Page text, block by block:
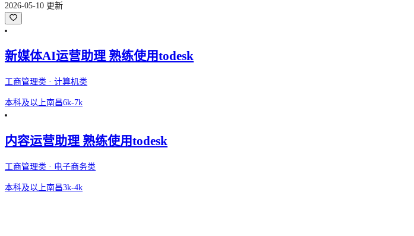
2026-05-10 更新
新媒体AI运营助理 熟练使用todesk
工商管理类 · 计算机类
本科及以上南昌6k-7k
内容运营助理 熟练使用todesk
工商管理类 · 电子商务类
本科及以上南昌3k-4k